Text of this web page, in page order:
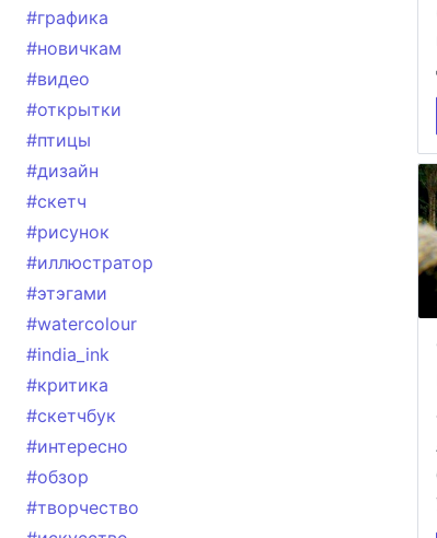
#графика
#новичкам
#видео
#открытки
#птицы
#дизайн
#скетч
#рисунок
#иллюстратор
#этэгами
#watercolour
#india_ink
#критика
#скетчбук
#интересно
#обзор
#творчество